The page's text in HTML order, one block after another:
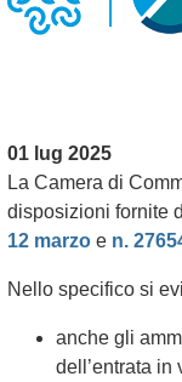
01 lug 2025
La Camera di
disposizioni fornite
12 marzo e n.
Nello specifico si
anche gli
dell’entrata in